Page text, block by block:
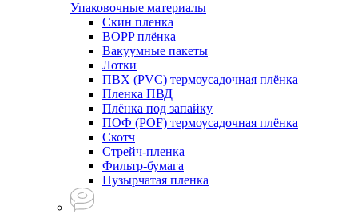
Упаковочные материалы
Скин пленка
BOPP плёнка
Вакуумные пакеты
Лотки
ПВХ (PVC) термоусадочная плёнка
Пленка ПВД
Плёнка под запайку
ПОФ (POF) термоусадочная плёнка
Скотч
Стрейч-пленка
Фильтр-бумага
Пузырчатая пленка